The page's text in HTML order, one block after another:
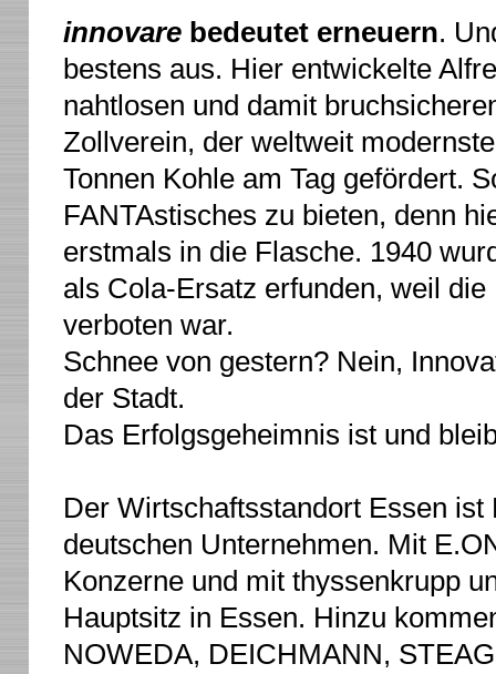
innovarebedeutet erneuern.
bestens aus. Hier entwickelte
nahtlosen und damit
Zollverein, der weltweit
Tonnen Kohle am Tag gefördert.
FANTAstisches zu bieten, denn
erstmals in die Flasche. 1940
als Cola-Ersatz erfunden, weil
verboten war.
Schnee von gestern? Nein,
der Stadt.
Das Erfolgsgeheimnis ist und
Der Wirtschaftsstandort Essen
deutschen Unternehmen. Mit
Konzerne und mit thyssenkrupp
Hauptsitz in Essen. Hinzu
NOWEDA, DEICHMANN,